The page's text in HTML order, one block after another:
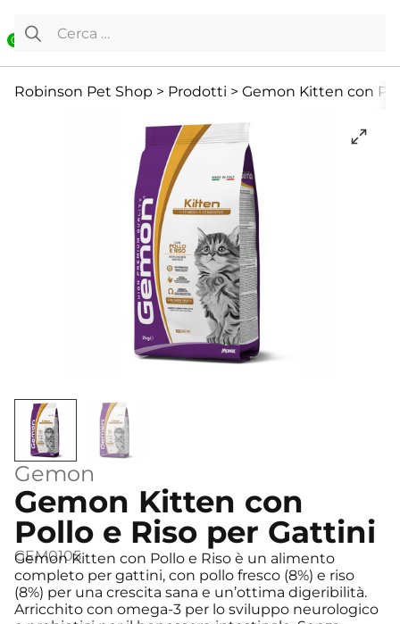
0
Ricerca per:
Robinson Pet Shop > Prodotti > Gemon Kitten con
Gemon
Gemon Kitten con
Pollo e Riso per Gattini
GEM0105
Gemon Kitten con Pollo e Riso è un alimento
completo per gattini, con pollo fresco (8%) e riso
(8%) per una crescita sana e un’ottima digeribilità.
Arricchito con omega-3 per lo sviluppo neurologico